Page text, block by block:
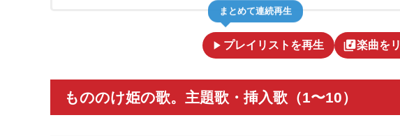
play_arrow プレイリストを再生
まとめて連続再生
library_music楽曲を
もののけ姫の歌。主題歌・挿入歌（1〜10）